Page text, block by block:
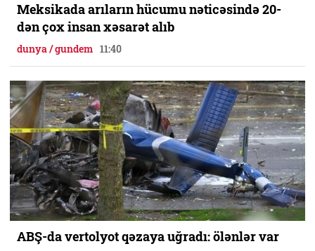
Meksikada arıların hücumu nəticəsində 20-
dən çox insan xəsarət alıb
dunya / gundem 11:40
ABŞ-da vertolyot qəzaya uğradı: ölənlər var